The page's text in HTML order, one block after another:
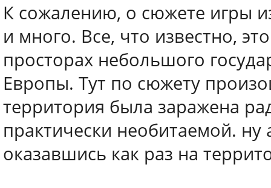
К сожалению, о сюжете игры
и много. Все, что известно,
просторах небольшого
Европы. Тут по сюжету
территория была заражена
практически необитаемой.
оказавшись как раз на